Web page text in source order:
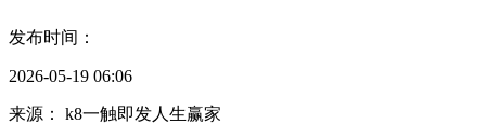
发布时间：
2026-05-19 06:06
来源： k8一触即发人生赢家